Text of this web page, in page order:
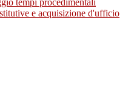
tempi procedimentali
e acquisizione d'ufficio